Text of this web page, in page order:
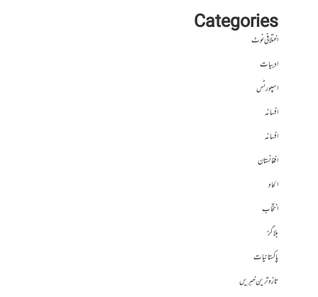
Categories
اختلافی نوٹ
ادبیات
اسپورٹس
افسانہ
افسانہ
افغانستان
الحاد
انتخاب
بلاگز
پاکستانیات
تازہ ترین خبریں